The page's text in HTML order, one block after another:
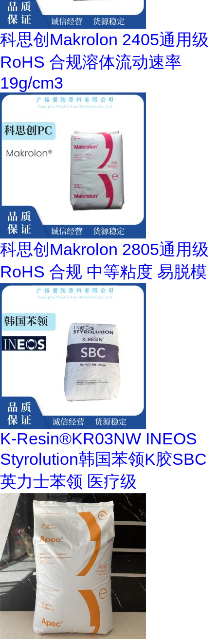
科思创Makrolon 2405通用级
RoHS 合规溶体流动速率
19g/cm3
科思创Makrolon 2805通用级
RoHS 合规 中等粘度 易脱模
K-Resin®KR03NW INEOS
Styrolution韩国苯领K胶SBC
英力士苯领 医疗级